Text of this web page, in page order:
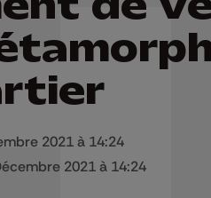
2021 à 14:24
2021 à 14:24